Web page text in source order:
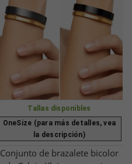
Tallas disponibles
OneSize (para más detalles, vea
la descripción)
Conjunto de brazalete bicolor